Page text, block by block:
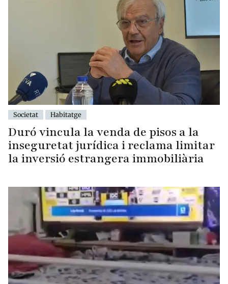
Societat Habitatge
Duró vincula la venda de pisos a la
inseguretat jurídica i reclama limitar
la inversió estrangera immobiliària